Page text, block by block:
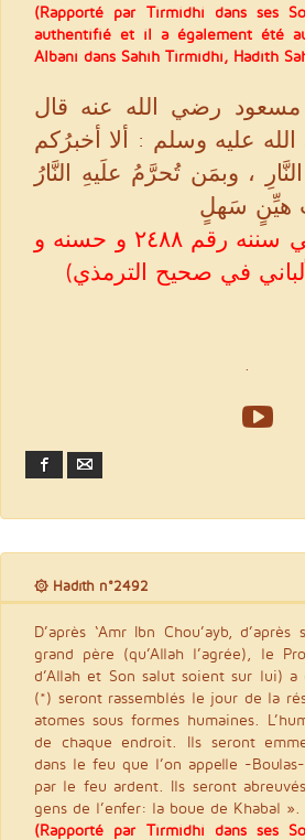
(Rapporté par Tirmidhi dans ses
authentifié et il a également été
Albani dans Sahîh Tirmidhi, Hadith
مسعود رضي الله عنه قال
عليه وسلم : ألا أخبرُكم
، وبمَن تُحرَّمُ علَيهِ النَّارُ
هيِّنٍ سَهلٍ
(رواه الترمذي في سننه رقم ٢٤٨٨ و حسنه و
في صحيح الترمذي)
Facebook
۞ Hadith n°2492
D’après ‘Amr Ibn Chou’ayb,
grand père (qu’Allah l’agrée), le
d’Allah et Son salut soient sur lui)
(*) seront rassemblés le jour de la
atomes sous formes humaines.
de chaque endroit. Ils seront
dans le feu que l’on appelle -
par le feu ardent. Ils seront
gens de l’enfer: la boue de Khabal ».
(Rapporté par Tirmidhi dans ses